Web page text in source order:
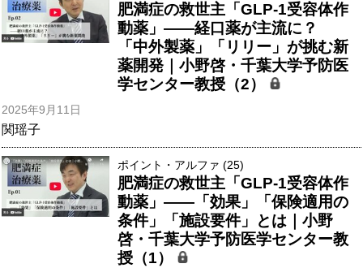
肥満症の救世主「GLP-1受容体作
動薬」——経口薬が主流に？
「中外製薬」「リリー」が挑む新
薬開発｜小野啓・千葉大学予防医
学センター教授（2）
2025年9月11日
関瑶子
ポイント・アルファ (25)
肥満症の救世主「GLP-1受容体作
動薬」——「効果」「保険適用の
条件」「施設要件」とは｜小野
啓・千葉大学予防医学センター教
授（1）